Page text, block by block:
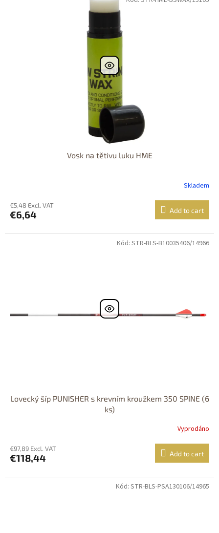
Vosk na tětivu luku HME
Skladem
€5,48 Excl. VAT
€6,64 Add to cart
Lovecký šíp PUNISHER s krevním kroužkem 350 SPINE (6
ks)
Vyprodáno
€97,89 Excl. VAT
€118,44 Add to cart
Kód: STR-BLS-B10035406/14966
Kód: STR-BLS-PSA130106/14965